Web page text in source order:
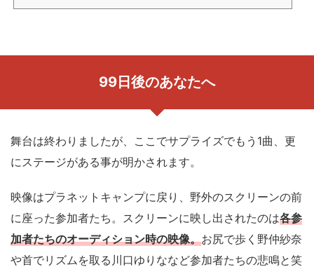
99日後のあなたへ
舞台は終わりましたが、ここでサプライズでもう1曲、更
にステージがある事が明かされます。
映像はプラネットキャンプに戻り、野外のスクリーンの前
に座った参加者たち。スクリーンに映し出されたのは各参
加者たちのオーディション時の映像。お尻で歩く野仲紗奈
や首でリズムを取る川口ゆりななど参加者たちの悲鳴と笑